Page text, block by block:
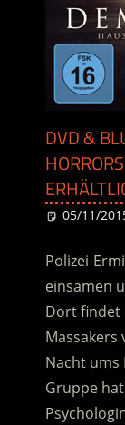
DVD &
05/11/
Polizei-
einsamen
Dort findet
Massakers
Nacht ums
Gruppe